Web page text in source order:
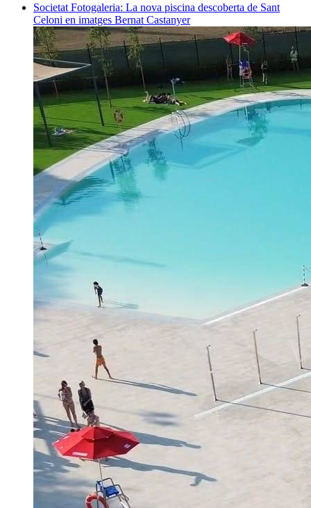
Societat Fotogaleria: La nova piscina descoberta de Sant
Celoni en imatges Bernat Castanyer